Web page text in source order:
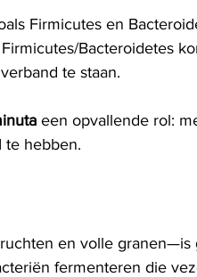
Firmicutes en
Bacteroidetes
te staan.
een opvallende rol:
te hebben.
en volle granen—is
fermenteren die